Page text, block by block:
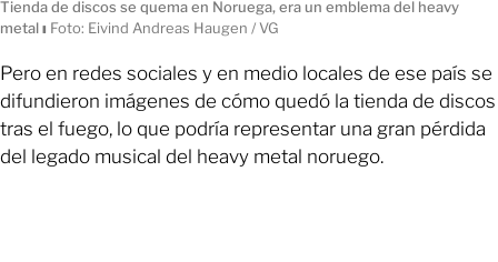
Tienda de discos se quema en Noruega, era un emblema del heavy
metalı Foto: Eivind Andreas Haugen / VG
Pero en redes sociales y en medio locales de ese país se
difundieron imágenes de cómo quedó la tienda de discos
tras el fuego, lo que podría representar una gran pérdida
del legado musical del heavy metal noruego.